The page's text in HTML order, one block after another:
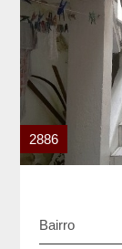
2886
Bairro